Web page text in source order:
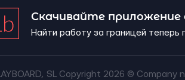
Скачивайте
Найти работу за границей теперь
LAYBOARD, SL Copyright 2026 © Company